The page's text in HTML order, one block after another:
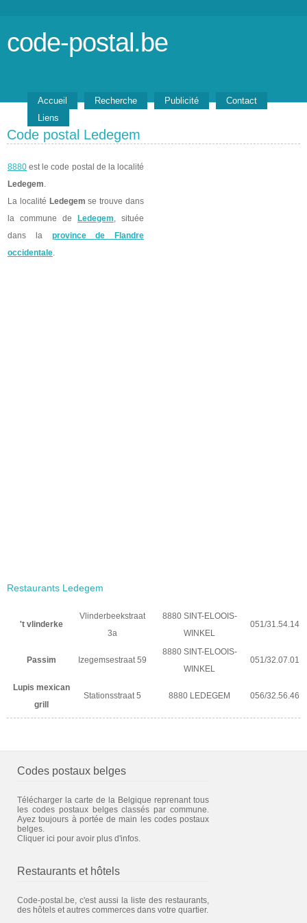
code-postal.be
Accueil Recherche Publicité
Contact
Liens
Code postal Ledegem
8880 est le code postal de la localité
Ledegem.
La localité Ledegem se trouve dans
la commune de
Ledegem, située
dans la province de Flandre
occidentale.
Restaurants Ledegem
't vlinderke
Vlinderbeekstraat
3a
8880 SINT-ELOOIS-
WINKEL
051/31.54.14
Passim Izegemsestraat 59
8880 SINT-ELOOIS-
WINKEL
051/32.07.01
Lupis mexican
grill
Stationsstraat 5 8880 LEDEGEM 056/32.56.46
Codes postaux belges
Télécharger la carte de la Belgique reprenant tous
les codes postaux belges classés par commune.
Ayez toujours à portée de main les codes postaux
belges.
Cliquer ici pour avoir plus d'infos.
Restaurants et hôtels
Code-postal.be, c'est aussi la liste des restaurants,
des hôtels et autres commerces dans votre quartier.